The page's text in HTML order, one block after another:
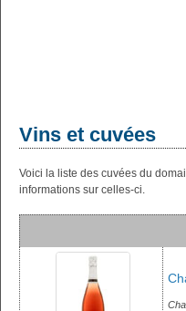
Vins et cuvées
Voici la liste des cuvées du
informations sur celles-ci.